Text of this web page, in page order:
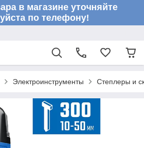
в магазине уточняйте
по телефону!
Электроинструменты Степлеры и